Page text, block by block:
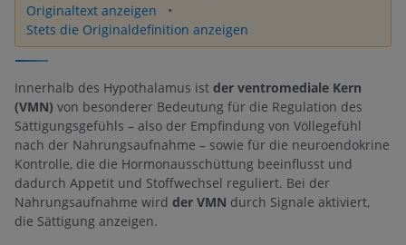
Originaltext anzeigen
Stets die Originaldefinition anzeigen
Innerhalb des Hypothalamus ist der ventromediale Kern
(VMN) von besonderer Bedeutung für die Regulation des
Sättigungsgefühls – also der Empfindung von Völlegefühl
nach der Nahrungsaufnahme – sowie für die neuroendokrine
Kontrolle, die die Hormonausschüttung beeinflusst und
dadurch Appetit und Stoffwechsel reguliert. Bei der
Nahrungsaufnahme wird der VMN durch Signale aktiviert,
die Sättigung anzeigen.